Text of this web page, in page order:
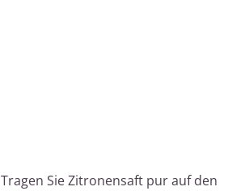
Tragen Sie Zitronensaft pur auf den